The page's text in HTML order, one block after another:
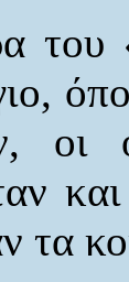
οι
τα